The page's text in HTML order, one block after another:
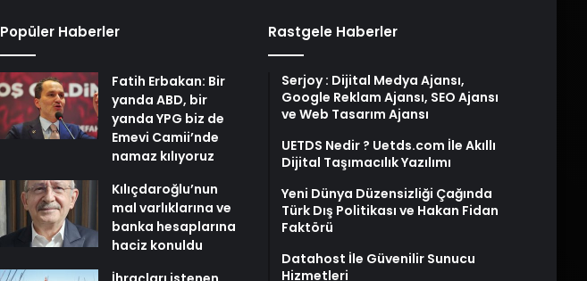
Popüler Haberler
Fatih Erbakan: Bir
yanda ABD, bir
yanda YPG biz de
Emevi Camii’nde
namaz kılıyoruz
Kılıçdaroğlu’nun
mal varlıklarına ve
banka hesaplarına
haciz konuldu
Rastgele Haberler
Serjoy : Dijital Medya Ajansı,
Google Reklam Ajansı, SEO Ajansı
ve Web Tasarım Ajansı
UETDS Nedir ? Uetds.com İle Akıllı
Dijital Taşımacılık Yazılımı
Yeni Dünya Düzensizliği Çağında
Türk Dış Politikası ve Hakan Fidan
Faktörü
Datahost İle Güvenilir Sunucu
Hizmetleri